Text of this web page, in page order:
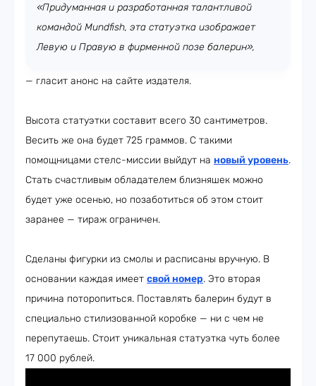
«Придуманная и разработанная талантливой
командой Mundfish, эта статуэтка изображает
Левую и Правую в фирменной позе балерин»,
— гласит анонс на сайте издателя.
Высота статуэтки составит всего 30 сантиметров.
Весить же она будет 725 граммов. С такими
помощницами стелс-миссии выйдут на новый уровень.
Стать счастливым обладателем близняшек можно
будет уже осенью, но позаботиться об этом стоит
заранее — тираж ограничен.
Сделаны фигурки из смолы и расписаны вручную. В
основании каждая имеет свой номер. Это вторая
причина поторопиться. Поставлять балерин будут в
специально стилизованной коробке — ни с чем не
перепутаешь. Стоит уникальная статуэтка чуть более
17 000 рублей.